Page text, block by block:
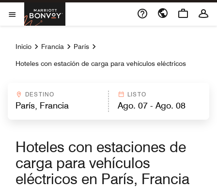
Skip to Content
Abrir el menú
Marriott Bonvoy
Inicio Francia París
Hoteles con estación de carga para vehículos eléctricos
DESTINO LISTO
Hoteles con estaciones de
carga para vehículos
eléctricos en París, Francia